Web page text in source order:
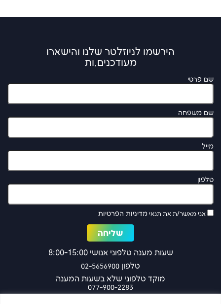
הירשמו לניוזלטר שלנו והישארו
מעודכנים.ות
שם פרטי
שם משפחה
מייל
טלפון
אני מאשר/ת את תנאי מדיניות הפרטיות
שעות מענה טלפוני אנושי 8:00-15:00
טלפון 02-5656900
מוקד טלפוני שלא בשעות המענה
077-900-2283